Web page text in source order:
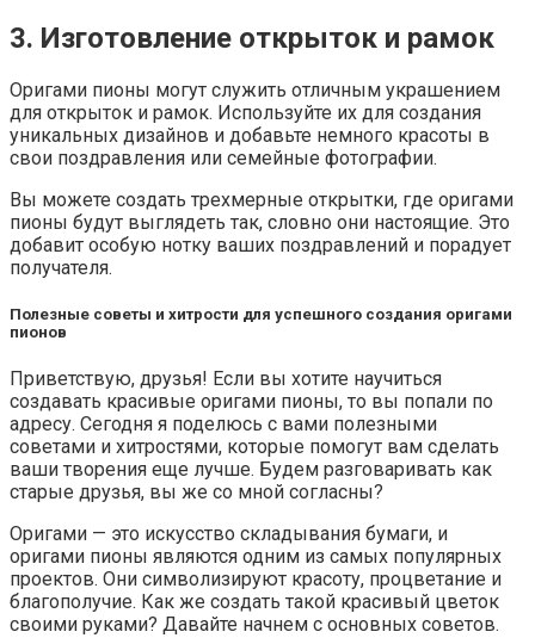
3. Изготовление открыток и рамок
Оригами пионы могут служить отличным украшением
для открыток и рамок. Используйте их для создания
уникальных дизайнов и добавьте немного красоты в
свои поздравления или семейные фотографии.
Вы можете создать трехмерные открытки, где оригами
пионы будут выглядеть так, словно они настоящие. Это
добавит особую нотку ваших поздравлений и порадует
получателя.
Полезные советы и хитрости для успешного создания оригами
пионов
Приветствую, друзья! Если вы хотите научиться
создавать красивые оригами пионы, то вы попали по
адресу. Сегодня я поделюсь с вами полезными
советами и хитростями, которые помогут вам сделать
ваши творения еще лучше. Будем разговаривать как
старые друзья, вы же со мной согласны?
Оригами — это искусство складывания бумаги, и
оригами пионы являются одним из самых популярных
проектов. Они символизируют красоту, процветание и
благополучие. Как же создать такой красивый цветок
своими руками? Давайте начнем с основных советов.